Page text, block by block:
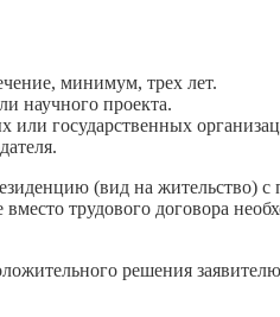
минимум, трех лет.
научного проекта.
или государственных
(вид на жительство) с
трудового договора
решения